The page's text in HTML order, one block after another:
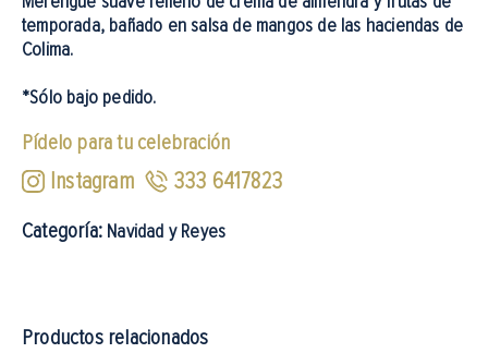
temporada, bañado en salsa de mangos de las haciendas de
Colima.
*Sólo bajo pedido.
Pídelo para tu celebración
Instagram 333 6417823
Categoría: Navidad y Reyes
Productos relacionados